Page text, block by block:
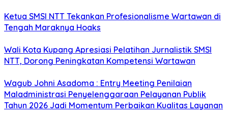
Ketua SMSI NTT Tekankan Profesionalisme Wartawan di
Tengah Maraknya Hoaks
Wali Kota Kupang Apresiasi Pelatihan Jurnalistik SMSI
NTT, Dorong Peningkatan Kompetensi Wartawan
Wagub Johni Asadoma : Entry Meeting Penilaian
Maladministrasi Penyelenggaraan Pelayanan Publik
Tahun 2026 Jadi Momentum Perbaikan Kualitas Layanan